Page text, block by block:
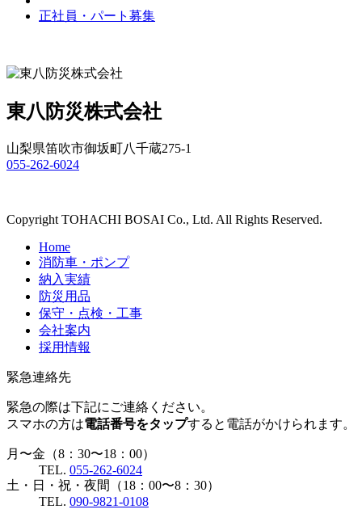
正社員・パート募集
東八防災株式会社
山梨県笛吹市御坂町八千蔵275-1
055-262-6024
Copyright TOHACHI BOSAI Co., Ltd. All Rights Reserved.
Home
消防車・ポンプ
納入実績
防災用品
保守・点検・工事
会社案内
採用情報
緊急連絡先
緊急の際は下記にご連絡ください。
スマホの方は電話番号をタップすると電話がかけられます。
月〜金（8：30〜18：00）
TEL. 055-262-6024
土・日・祝・夜間（18：00〜8：30）
TEL. 090-9821-0108